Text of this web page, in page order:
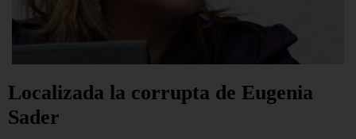
Localizada la corrupta de Eugenia
Sader